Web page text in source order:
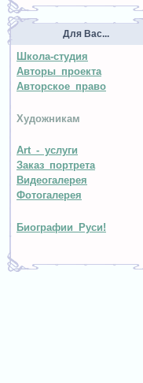
Для Вас...
Школа-студия
Авторы проекта
Авторское право
Художникам
Art - услуги
Заказ портрета
Видеогалерея
Фотогалерея
Биографии Руси!